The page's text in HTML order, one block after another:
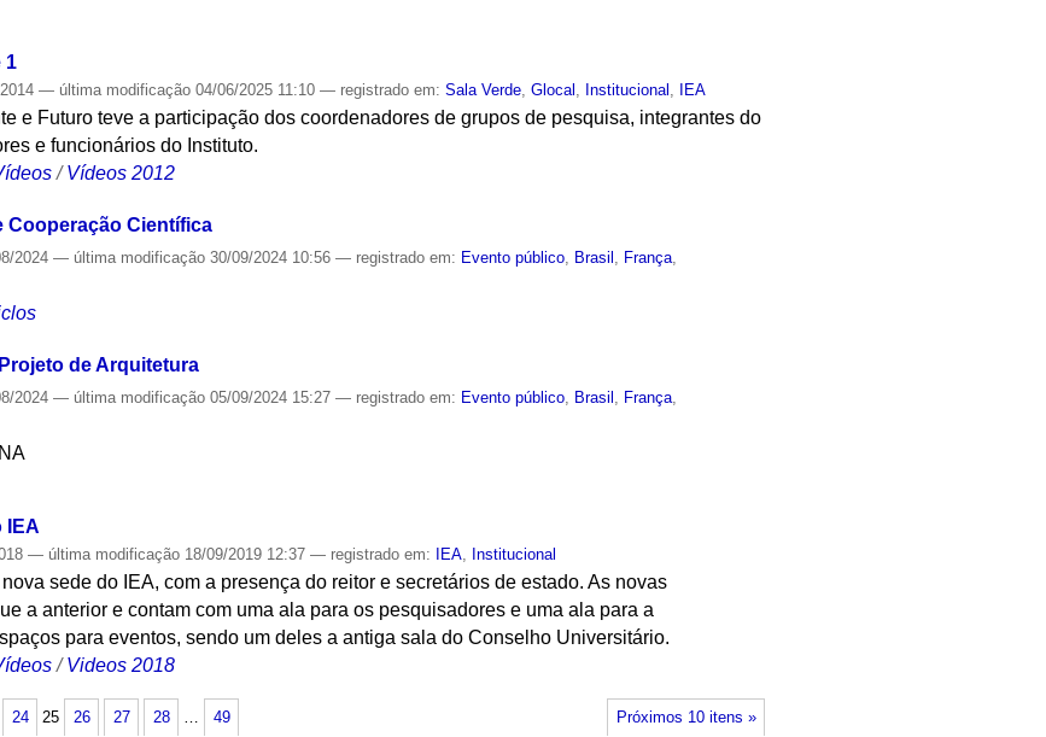
1
— última modificação 04/06/2025 11:10— registrado em:Sala Verde,Glocal , Institucional , IEA
e Futuro teve a participação dos coordenadores de grupos de pesquisa, integrantes do
e funcionários do Instituto.
/Vídeos 2012
Cooperação Científica
2024— última modificação 30/09/2024 10:56— registrado em: Evento público Brasil França
de Arquitetura
2024— última modificação 05/09/2024 15:27— registrado em: Evento público Brasil França
IEA
— última modificação 18/09/2019 12:37— registrado em: IEA, Institucional
sede do IEA, com a presença do reitor e secretários de estado. As novas
a anterior e contam com uma ala para os pesquisadores e uma ala para a
para eventos, sendo um deles a antiga sala do Conselho Universitário.
/Videos 2018
Próximos 10 itens »
24 25 26 27 28 49